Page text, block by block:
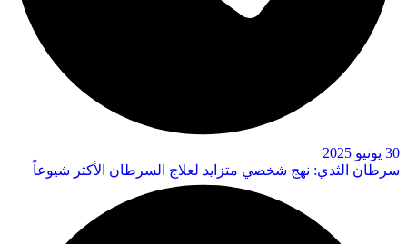
30 يونيو 2025
سرطان الثدي: نهج شخصي متزايد لعلاج السرطان الأكثر شيوعاً